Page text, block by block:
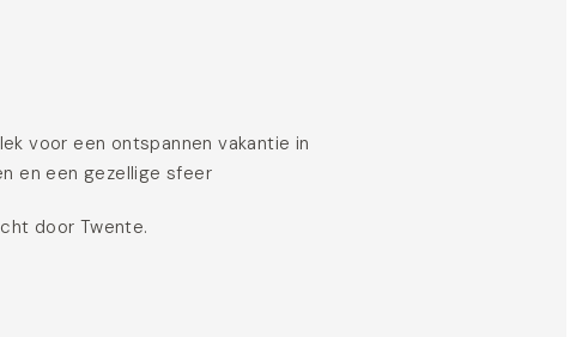
voor een ontspannen vakantie in
en een gezellige sfeer
door Twente.